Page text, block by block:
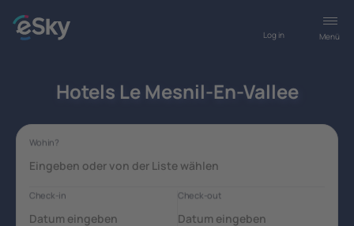
Menü
Log in
Hotels Le Mesnil-En-Vallee